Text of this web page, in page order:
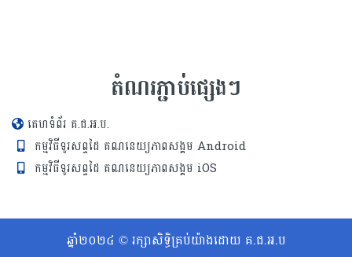
តំណរភ្ជាប់ផ្សេងៗ
គេហទំព័រ គ.ជ.អ.ប.
កម្មវិធីទូរសព្ទដៃ គណនេយ្យភាពសង្គម Android
កម្មវិធីទូរសព្ទដៃ គណនេយ្យភាពសង្គម iOS
ឆ្នាំ២០២៤ © រក្សាសិទ្ធិគ្រប់យ៉ាងដោយ គ.ជ.អ.ប